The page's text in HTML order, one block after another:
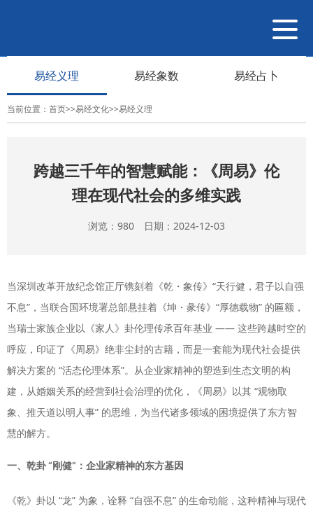
导
航
切
换
易经义理 易经象数 易经占卜
当前位置： 首页>>易经文化>>易经义理
跨越三千年的智慧赋能：《周易》伦
理在现代社会的多维实践
浏览：980 日期：2024-12-03
当深圳改革开放纪念馆正厅镌刻着《乾・象传》“天行健，君子以自强
不息”，当联合国环境署总部悬挂着《坤・彖传》“厚德载物” 的匾额，
当瑞士家族企业以《家人》卦伦理传承百年基业 —— 这些跨越时空的
呼应，印证了《周易》绝非尘封的古籍，而是一套能为现代社会提供
解决方案的 “活态伦理体系”。从企业家精神的塑造到生态文明的构
建，从婚姻关系的经营到社会治理的优化，《周易》以其 “观物取
象、推天道以明人事” 的思维，为当代诸多领域的困境提供了东方智
慧的解方。
一、乾卦 “刚健”：企业家精神的东方基因
《乾》卦以 “龙” 为象，诠释 “自强不息” 的生命动能，这种精神与现代